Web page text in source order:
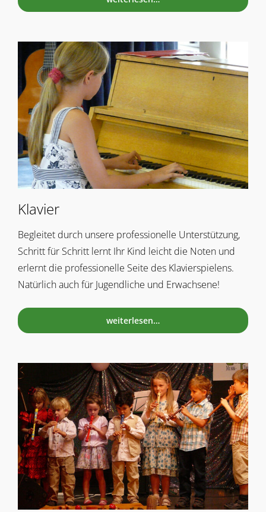
Klavier
Begleitet durch unsere professionelle Unterstützung,
Schritt für Schritt lernt Ihr Kind leicht die Noten und
erlernt die professionelle Seite des Klavierspielens.
Natürlich auch für Jugendliche und Erwachsene!
weiterlesen…